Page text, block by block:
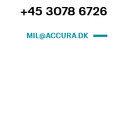
+45 3078 6726
MIL@ACCURA.DK